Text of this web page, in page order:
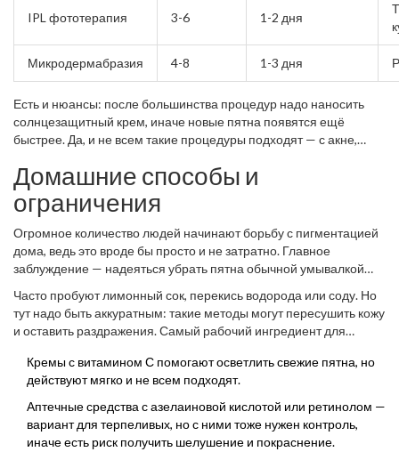
IPL фототерапия 3-6 1-2 дня
Микродермабразия 4-8 1-3 дня
Есть и нюансы: после большинства процедур надо наносить
солнцезащитный крем, иначе новые пятна появятся ещё
быстрее. Да, и не всем такие процедуры подходят — с акне,
обязательно советуйтесь с врачом. Люди часто ждут чуда после
одной сессии, но с любым профессиональным методом
придётся запастись терпением и заодно проверить семейный
бюджет.
Домашние способы и
ограничения
Огромное количество людей начинают борьбу с пигментацией
дома, ведь это вроде бы просто и не затратно. Главное
заблуждение — надеяться убрать пятна обычной умывалкой
терпения и осторожности.
Часто пробуют лимонный сок, перекись водорода или соду. Но
тут надо быть аккуратным: такие методы могут пересушить кожу
и оставить раздражения. Самый рабочий ингредиент для
салициловая). Их добавляют в маски или используют тоники с
небольшим процентом кислоты (до 5%).
Кремы с витамином С помогают осветлить свежие пятна, но
действуют мягко и не всем подходят.
Аптечные средства с азелаиновой кислотой или ретинолом —
вариант для терпеливых, но с ними тоже нужен контроль,
иначе есть риск получить шелушение и покраснение.